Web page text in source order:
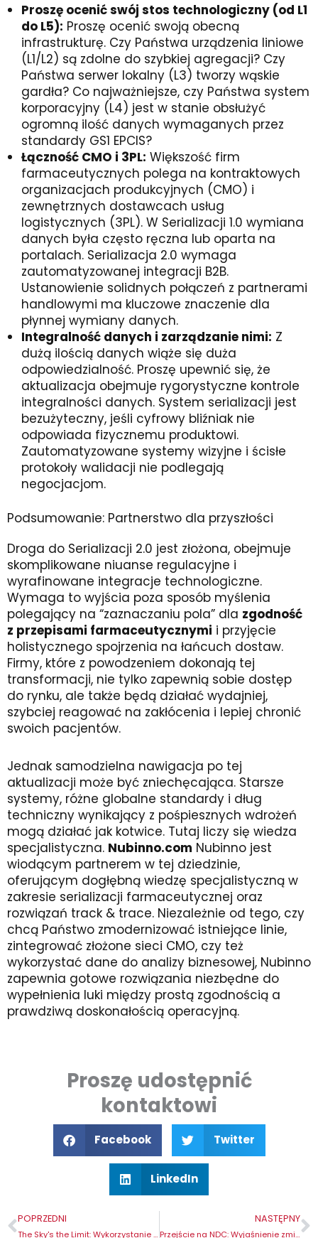
Proszę ocenić swój stos technologiczny (od L1
do L5): Proszę ocenić swoją obecną
infrastrukturę. Czy Państwa urządzenia liniowe
(L1/L2) są zdolne do szybkiej agregacji? Czy
Państwa serwer lokalny (L3) tworzy wąskie
gardła? Co najważniejsze, czy Państwa system
korporacyjny (L4) jest w stanie obsłużyć
ogromną ilość danych wymaganych przez
standardy GS1 EPCIS?
Łączność CMO i 3PL: Większość firm
farmaceutycznych polega na kontraktowych
organizacjach produkcyjnych (CMO) i
zewnętrznych dostawcach usług
logistycznych (3PL). W Serializacji 1.0 wymiana
danych była często ręczna lub oparta na
portalach. Serializacja 2.0 wymaga
zautomatyzowanej integracji B2B.
Ustanowienie solidnych połączeń z partnerami
handlowymi ma kluczowe znaczenie dla
płynnej wymiany danych.
Integralność danych i zarządzanie nimi: Z
dużą ilością danych wiąże się duża
odpowiedzialność. Proszę upewnić się, że
aktualizacja obejmuje rygorystyczne kontrole
integralności danych. System serializacji jest
bezużyteczny, jeśli cyfrowy bliźniak nie
odpowiada fizycznemu produktowi.
Zautomatyzowane systemy wizyjne i ścisłe
protokoły walidacji nie podlegają
negocjacjom.
Podsumowanie: Partnerstwo dla przyszłości
Droga do Serializacji 2.0 jest złożona, obejmuje
skomplikowane niuanse regulacyjne i
wyrafinowane integracje technologiczne.
Wymaga to wyjścia poza sposób myślenia
polegający na “zaznaczaniu pola” dla zgodność
z przepisami farmaceutycznymi i przyjęcie
holistycznego spojrzenia na łańcuch dostaw.
Firmy, które z powodzeniem dokonają tej
transformacji, nie tylko zapewnią sobie dostęp
do rynku, ale także będą działać wydajniej,
szybciej reagować na zakłócenia i lepiej chronić
swoich pacjentów.
Jednak samodzielna nawigacja po tej
aktualizacji może być zniechęcająca. Starsze
systemy, różne globalne standardy i dług
techniczny wynikający z pośpiesznych wdrożeń
mogą działać jak kotwice. Tutaj liczy się wiedza
specjalistyczna. Nubinno.com Nubinno jest
wiodącym partnerem w tej dziedzinie,
oferującym dogłębną wiedzę specjalistyczną w
zakresie serializacji farmaceutycznej oraz
rozwiązań track & trace. Niezależnie od tego, czy
chcą Państwo zmodernizować istniejące linie,
zintegrować złożone sieci CMO, czy też
wykorzystać dane do analizy biznesowej, Nubinno
zapewnia gotowe rozwiązania niezbędne do
wypełnienia luki między prostą zgodnością a
prawdziwą doskonałością operacyjną.
Proszę udostępnić
kontaktowi
Facebook Twitter
LinkedIn
Prev
POPRZEDNI
The Sky's the Limit: Wykorzystanie dronów w serializacji i łańcuchu dostaw farmaceutyków
NASTĘPNY
Przejście na NDC: Wyjaśnienie zmiany 12-cyfrowego kodu NDC FDA